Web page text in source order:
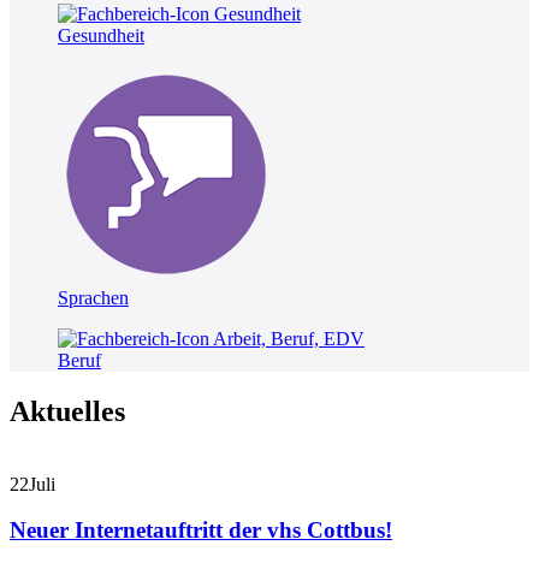
Gesundheit
Sprachen
Beruf
Aktuelles
22Juli
Neuer Internetauftritt der vhs Cottbus!